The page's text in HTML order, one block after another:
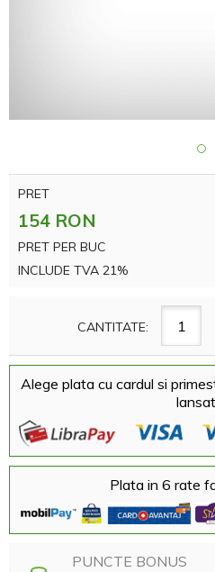
PRET
154 RON
PRET PER BUC
INCLUDE TVA 21%
CANTITATE:
Alege plata cu cardul si
Plata in 6 rate
PUNCTE BONUS